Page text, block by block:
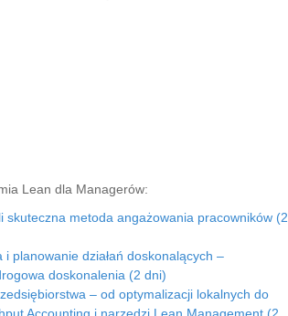
Lean dla Managerów:
skuteczna metoda angażowania pracowników (2
planowanie działań doskonalących –
doskonalenia (2 dni)
– od optymalizacji lokalnych do